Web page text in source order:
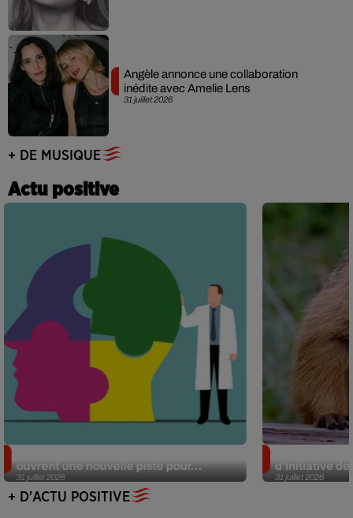
31 juillet 2026
Angèle annonce une collaboration
inédite avec Amelie Lens
+ DE MUSIQUE
Actu positive
31 juillet 2026
ouvrent une nouvelle piste pour...
31 juillet 2026
d’initiative
+ D'ACTU POSITIVE